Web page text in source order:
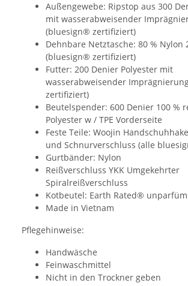
Außengewebe: Ripstop aus 300
mit wasserabweisender
(bluesign® zertifiziert)
Dehnbare Netztasche: 80 % Nylon
(bluesign® zertifiziert)
Futter: 200 Denier Polyester mit
wasserabweisender
zertifiziert)
Beutelspender: 600 Denier 100 %
Polyester w / TPE Vorderseite
Feste Teile: Woojin
und Schnurverschluss (alle
Gurtbänder: Nylon
Reißverschluss YKK Umgekehrter
Spiralreißverschluss
Kotbeutel: Earth Rated®
Made in Vietnam
Pflegehinweise:
Handwäsche
Feinwaschmittel
Nicht in den Trockner geben